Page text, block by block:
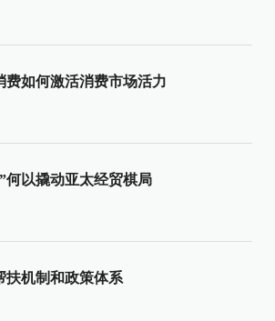
费如何激活消费市场活力
何以撬动亚太经贸棋局
扶机制和政策体系